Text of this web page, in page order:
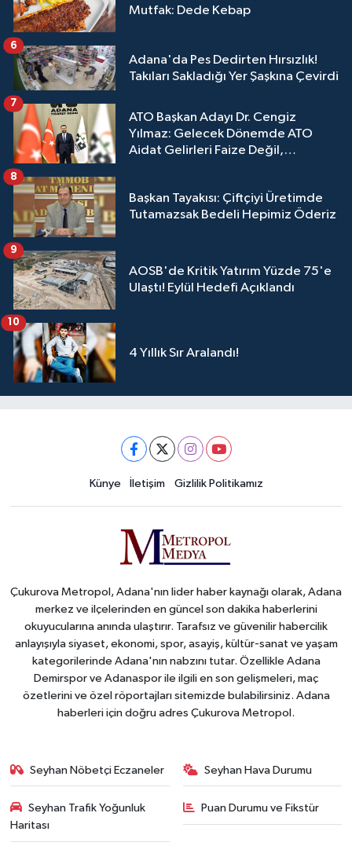
Mutfak: Dede Kebap
Adana'da Pes Dedirten Hırsızlık!
Takıları Sakladığı Yer Şaşkına Çevirdi
6
ATO Başkan Adayı Dr. Cengiz
Yılmaz: Gelecek Dönemde ATO
Aidat Gelirleri Faize Değil,
7
Başkan Tayakısı: Çiftçiyi Üretimde
Tutamazsak Bedeli Hepimiz Öderiz
8
AOSB'de Kritik Yatırım Yüzde 75'e
Ulaştı! Eylül Hedefi Açıklandı
9
4 Yıllık Sır Aralandı!
10
Künye İletişim Gizlilik Politikamız
Çukurova Metropol, Adana'nın lider haber kaynağı olarak, Adana
merkez ve ilçelerinden en güncel son dakika haberlerini
okuyucularına anında ulaştırır. Tarafsız ve güvenilir habercilik
anlayışıyla siyaset, ekonomi, spor, asayiş, kültür-sanat ve yaşam
kategorilerinde Adana'nın nabzını tutar. Özellikle Adana
Demirspor ve Adanaspor ile ilgili en son gelişmeleri, maç
özetlerini ve özel röportajları sitemizde bulabilirsiniz. Adana
haberleri için doğru adres Çukurova Metropol.
Seyhan Nöbetçi Eczaneler Seyhan Hava Durumu
Seyhan Trafik Yoğunluk
Haritası
Puan Durumu ve Fikstür